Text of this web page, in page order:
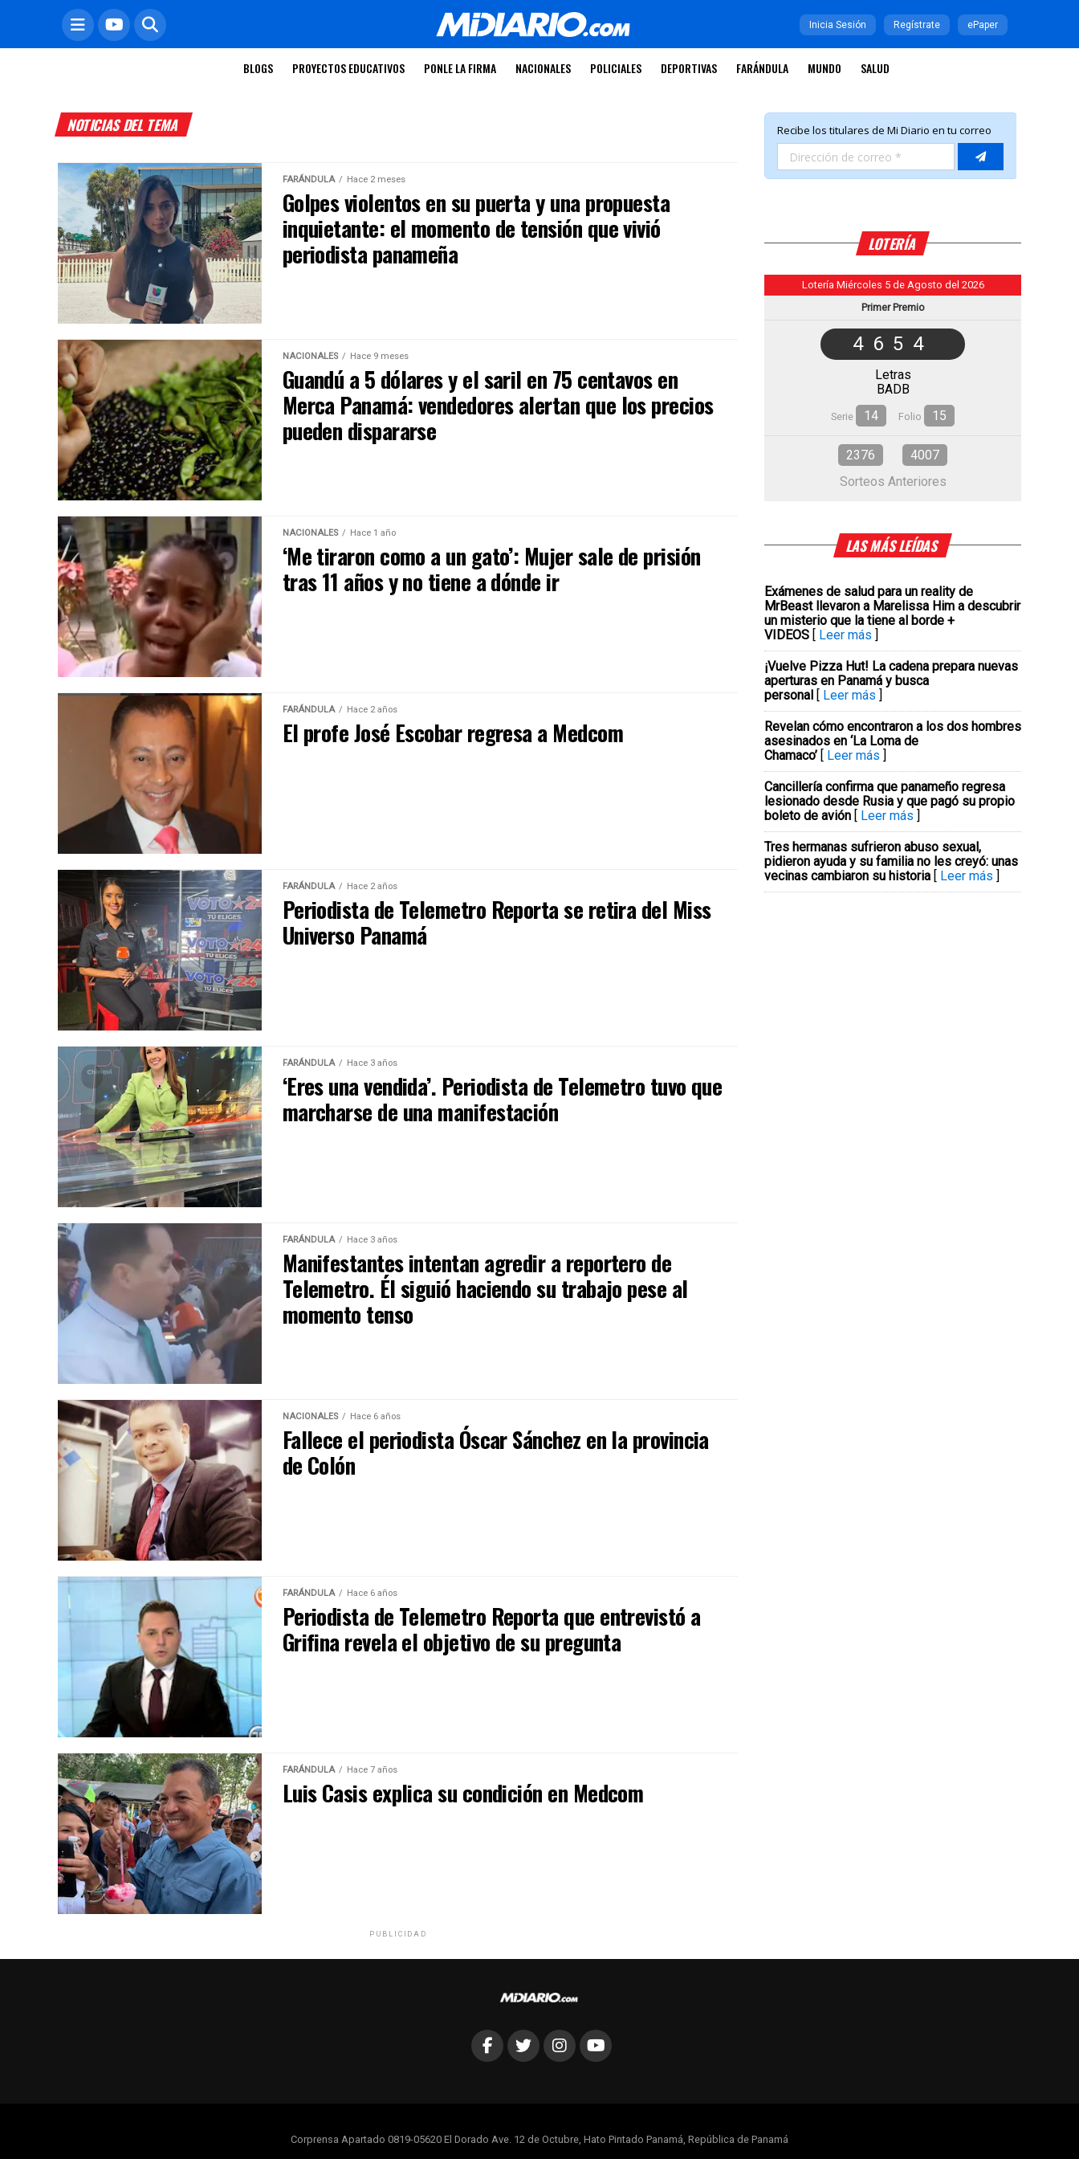
Inicia Sesión Regístrate ePaper
BLOGS PROYECTOS EDUCATIVOS PONLE LA FIRMA NACIONALES POLICIALES DEPORTIVAS FARÁNDULA MUNDO SALUD
NOTICIAS DEL TEMA
FARÁNDULA Hace 2 meses
Golpes violentos en su puerta y una propuesta
inquietante: el momento de tensión que vivió
periodista panameña
NACIONALES Hace 9 meses
Guandú a 5 dólares y el saril en 75 centavos en
Merca Panamá: vendedores alertan que los precios
pueden dispararse
NACIONALES Hace 1 año
‘Me tiraron como a un gato’: Mujer sale de prisión
tras 11 años y no tiene a dónde ir
FARÁNDULA Hace 2 años
El profe José Escobar regresa a Medcom
FARÁNDULA Hace 2 años
Periodista de Telemetro Reporta se retira del Miss
Universo Panamá
FARÁNDULA Hace 3 años
‘Eres una vendida’. Periodista de Telemetro tuvo que
marcharse de una manifestación
FARÁNDULA Hace 3 años
Manifestantes intentan agredir a reportero de
Telemetro. Él siguió haciendo su trabajo pese al
momento tenso
NACIONALES Hace 6 años
Fallece el periodista Óscar Sánchez en la provincia
de Colón
FARÁNDULA Hace 6 años
Periodista de Telemetro Reporta que entrevistó a
Grifina revela el objetivo de su pregunta
FARÁNDULA Hace 7 años
Luis Casis explica su condición en Medcom
PUBLICIDAD
LOTERÍA
Lotería Miércoles 5 de Agosto del 2026
Primer Premio
4654
Letras
BADB
Serie 14 Folio 15
2376
4007
Sorteos Anteriores
LAS MÁS LEÍDAS
Exámenes de salud para un reality de
MrBeast llevaron a Marelissa Him a descubrir
un misterio que la tiene al borde +
VIDEOS [ Leer más ]
¡Vuelve Pizza Hut! La cadena prepara nuevas
aperturas en Panamá y busca
personal [ Leer más ]
Revelan cómo encontraron a los dos hombres
asesinados en ‘La Loma de
Chamaco’ [ Leer más ]
Cancillería confirma que panameño regresa
lesionado desde Rusia y que pagó su propio
boleto de avión [ Leer más ]
Tres hermanas sufrieron abuso sexual,
pidieron ayuda y su familia no les creyó: unas
vecinas cambiaron su historia [ Leer más ]
Corprensa Apartado 0819-05620 El Dorado Ave. 12 de Octubre, Hato Pintado Panamá, República de Panamá